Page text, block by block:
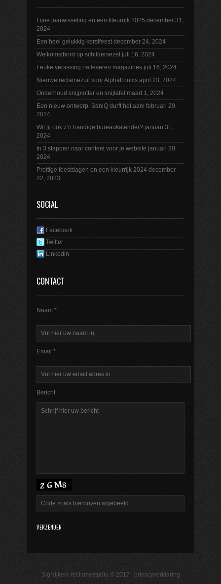
Fijne jaarwisseling en een kleurrijk 2025 december 31,
2024
Een heel gelukkig kerstfeest december 24, 2024
Welkomstbord op schildersezel juli 16, 2024
Leuke verassing na leveren magazines juli 16, 2024
Nieuwe reclamezuil voor Alphatronics april 23, 2024
Onderhoud snijplotter en snijtafel maart 1, 2024
Een nieuw ontwerp. SaniQ durft het aan! februari 29,
2024
Wil jij ook z’n handige bureaukalender? januari 31,
2024
In 3 stappen naar content voor je website januari 30,
2024
Prettige feestdagen en een kleurrijk 2024 december
22, 2023
SOCIAL
Facebook
Twitter
Linkedin
CONTACT
Naam *
Email *
Bericht
SigNijkerk reclamestudio © 2017 | privacyverklaring